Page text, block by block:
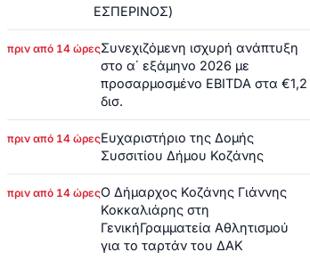
ΕΣΠΕΡΙΝΟΣ)
πριν από 14 ώρεςΣυνεχιζόμενη ισχυρή ανάπτυξη
στο α΄ εξάμηνο 2026 με
προσαρμοσμένο EBITDA στα €1,2
δισ.
πριν από 14 ώρεςΕυχαριστήριο της Δομής
Συσσιτίου Δήμου Κοζάνης
πριν από 14 ώρεςΟ Δήμαρχος Κοζάνης Γιάννης
Κοκκαλιάρης στη
ΓενικήΓραμματεία Αθλητισμού
για το ταρτάν του ΔΑΚ